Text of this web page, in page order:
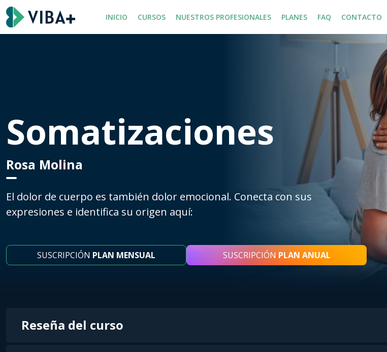
INICIO CURSOS NUESTROS PROFESIONALES PLANES FAQ CONTACTO
Somatizaciones
Rosa Molina
El dolor de cuerpo es también dolor emocional. Conecta con sus
expresiones e identifica su origen aquí:
SUSCRIPCIÓN PLAN MENSUAL SUSCRIPCIÓN PLAN ANUAL
Reseña del curso